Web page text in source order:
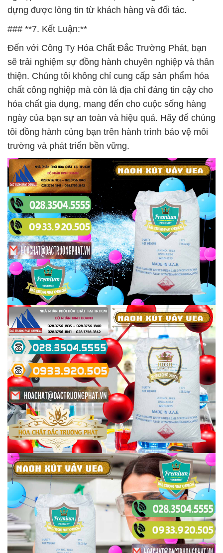
dựng được lòng tin từ khách hàng và đối tác.
### **7. Kết Luận:**
Đến với Công Ty Hóa Chất Đắc Trường Phát, bạn
sẽ trải nghiệm sự đồng hành chuyên nghiệp và thân
thiện. Chúng tôi không chỉ cung cấp sản phẩm hóa
chất công nghiệp mà còn là địa chỉ đáng tin cậy cho
hóa chất gia dụng, mang đến cho cuộc sống hàng
ngày của bạn sự an toàn và hiệu quả. Hãy để chúng
tôi đồng hành cùng bạn trên hành trình bảo vệ môi
trường và phát triển bền vững.